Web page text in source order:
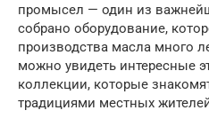
промысел — один из
собрано оборудование,
производства масла много
можно увидеть интересные
коллекции, которые
традициями местных